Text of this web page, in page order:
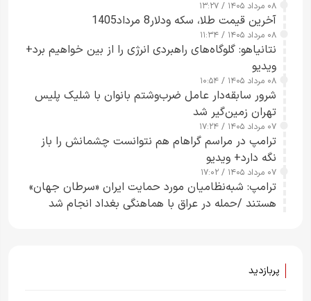
۰۸ مرداد ۱۴۰۵ / ۱۳:۲۷
آخرین قیمت طلا، سکه ودلار8 مرداد1405
۰۸ مرداد ۱۴۰۵ / ۱۱:۳۴
نتانیاهو: گلوگاه‌های راهبردی انرژی را از بین خواهیم برد+
ویدیو
۰۸ مرداد ۱۴۰۵ / ۱۰:۵۴
شرور سابقه‌دار عامل ضرب‌وشتم بانوان با شلیک پلیس
تهران زمین‌گیر شد
۰۷ مرداد ۱۴۰۵ / ۱۷:۲۴
ترامپ در مراسم گراهام هم نتوانست چشمانش را باز
نگه دارد+ ویدیو
۰۷ مرداد ۱۴۰۵ / ۱۷:۰۲
ترامپ: شبه‌نظامیان مورد حمایت ایران «سرطان جهان»
هستند /حمله در عراق با هماهنگی بغداد انجام شد
پربازدید